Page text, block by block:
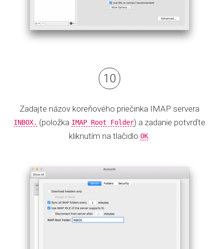
Zadajte názov koreňového priečinka IMAP servera
INBOX. (položka IMAP Root Folder) a zadanie potvrďte
kliknutím na tlačidlo OK.